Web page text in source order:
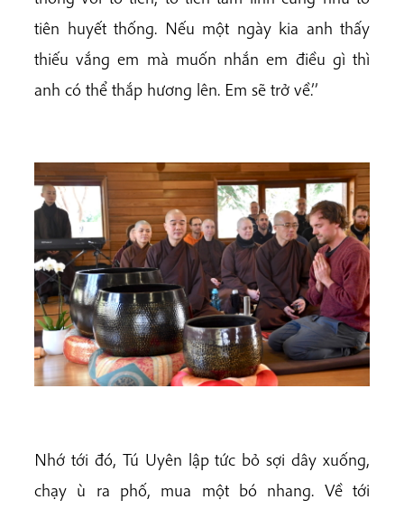
tiên huyết thống. Nếu một ngày kia anh thấy
thiếu vắng em mà muốn nhắn em điều gì thì
anh có thể thắp hương lên. Em sẽ trở về.’’
Nhớ tới đó, Tú Uyên lập tức bỏ sợi dây xuống,
chạy ù ra phố, mua một bó nhang. Về tới